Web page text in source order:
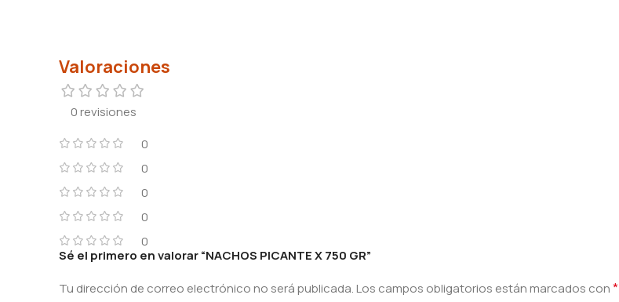
Valoraciones
0 revisiones
0
0
0
0
0
Sé el primero en valorar “NACHOS PICANTE X 750 GR”
Tu dirección de correo electrónico no será publicada.Los campos obligatorios están marcados con*